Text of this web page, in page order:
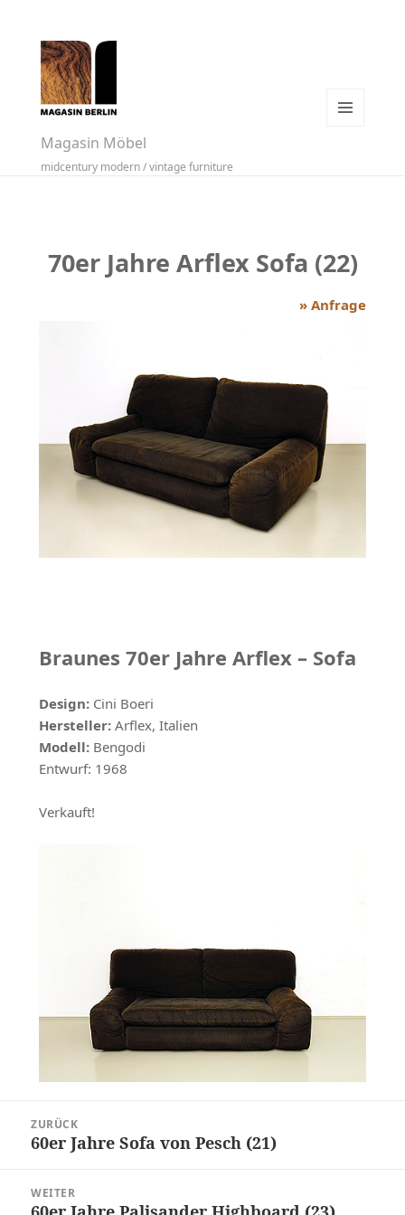
Magasin Möbel
midcentury modern / vintage furniture
70er Jahre Arflex Sofa (22)
» Anfrage
Braunes 70er Jahre Arflex – Sofa
Design: Cini Boeri
Hersteller:Arflex, Italien
Modell:Bengodi
Entwurf: 1968
Verkauft!
ZURÜCK
Vorheriger
60er Jahre Sofa von Pesch (21)
WEITER